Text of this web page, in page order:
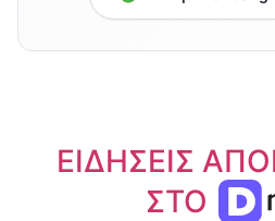
ΕΙΔΗΣΕΙΣ
ΣΤΟ